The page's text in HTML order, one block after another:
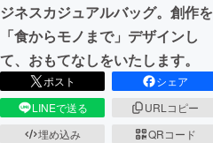
ジネスカジュアルバッグ。創作を
「食からモノまで」デザインし
て、おもてなしをいたします。
ポスト
シェア
LINEで送る
URLコピー
埋め込み
QRコード